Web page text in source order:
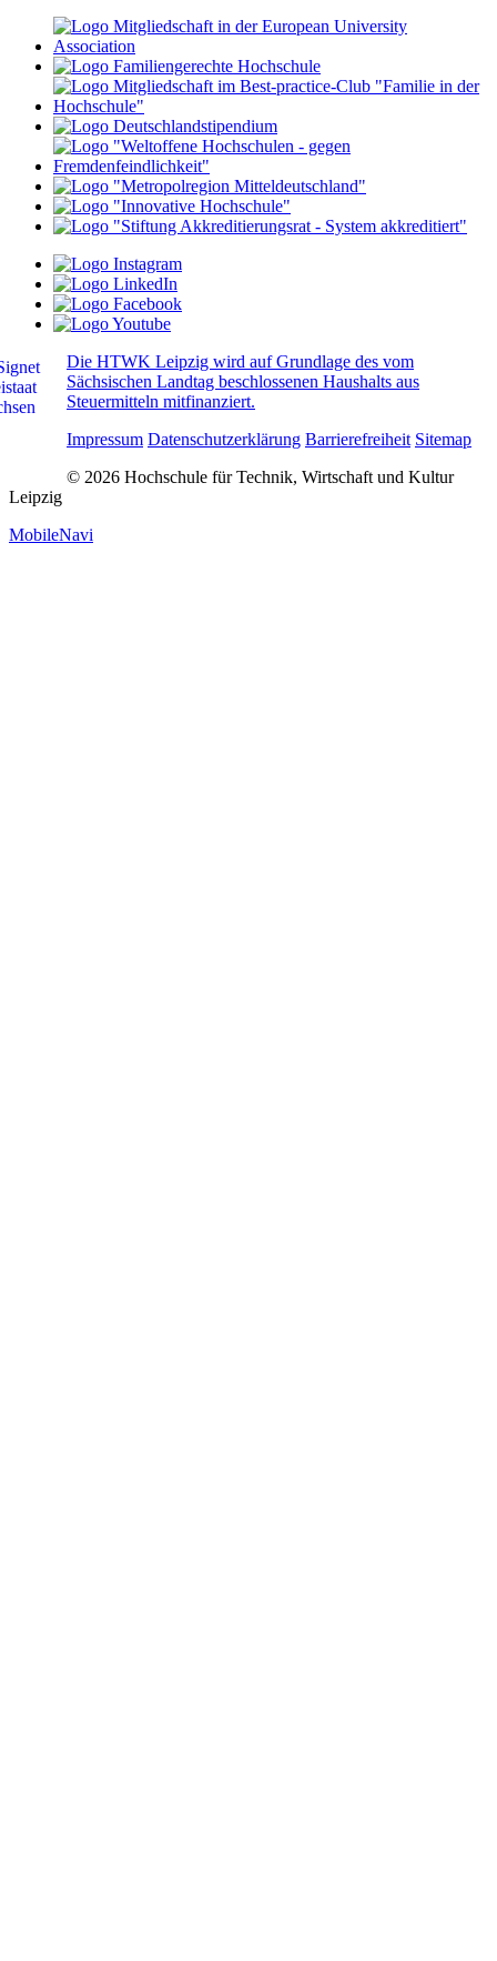
Die HTWK Leipzig wird auf Grundlage des vom
Sächsischen Landtag beschlossenen Haushalts aus
Steuermitteln mitfinanziert.
Impressum Datenschutzerklärung Barrierefreiheit Sitemap
© 2026 Hochschule für Technik, Wirtschaft und Kultur
Leipzig
MobileNavi